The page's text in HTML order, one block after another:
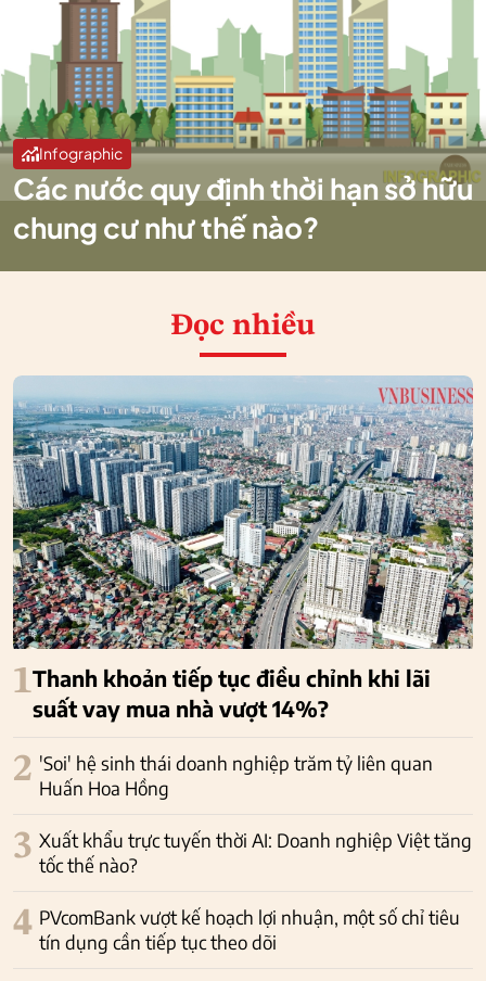
Infographic
Các nước quy định thời hạn sở hữu
chung cư như thế nào?
Đọc nhiều
1Thanh khoản tiếp tục điều chỉnh khi lãi
suất vay mua nhà vượt 14%?
2 'Soi' hệ sinh thái doanh nghiệp trăm tỷ liên quan
Huấn Hoa Hồng
3 Xuất khẩu trực tuyến thời AI: Doanh nghiệp Việt tăng
tốc thế nào?
4 PVcomBank vượt kế hoạch lợi nhuận, một số chỉ tiêu
tín dụng cần tiếp tục theo dõi